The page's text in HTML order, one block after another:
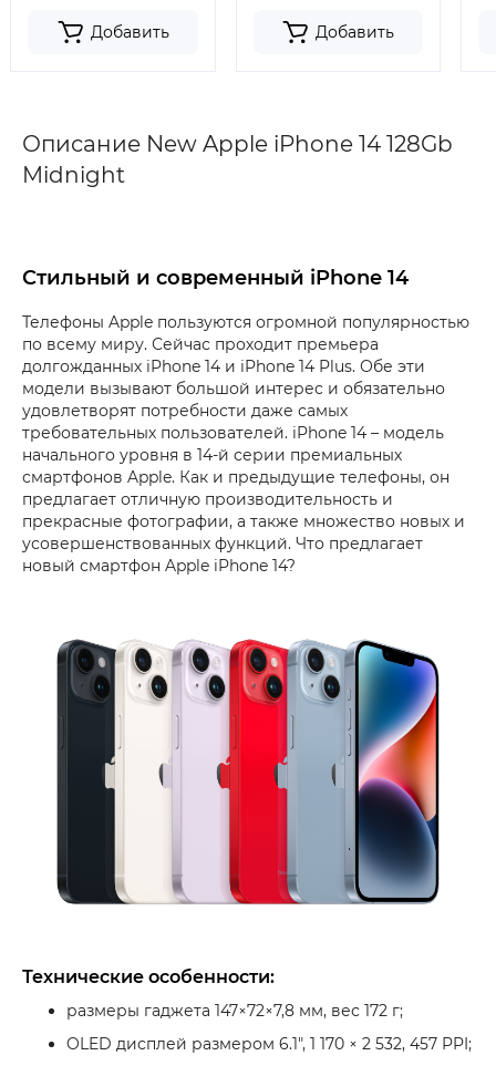
Добавить Добавить
Описание New Apple iPhone 14 128Gb
Midnight
Стильный и современный iPhone 14
Телефоны Apple пользуются огромной популярностью
по всему миру. Сейчас проходит премьера
долгожданных iPhone 14 и iPhone 14 Plus. Обе эти
модели вызывают большой интерес и обязательно
удовлетворят потребности даже самых
требовательных пользователей. iPhone 14 – модель
начального уровня в 14-й серии премиальных
смартфонов Apple. Как и предыдущие телефоны, он
предлагает отличную производительность и
прекрасные фотографии, а также множество новых и
усовершенствованных функций. Что предлагает
новый смартфон Apple iPhone 14?
Технические особенности:
размеры гаджета 147×72×7,8 мм, вес 172 г;
OLED дисплей размером 6.1", 1 170 × 2 532, 457 PPI;